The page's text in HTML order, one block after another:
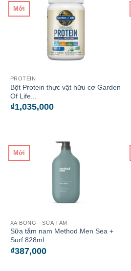
Mới
PROTEIN
Bột Protein thực vật hữu cơ Garden
Of Life...
₫1,035,000
Mới
XÀ BÔNG - SỮA TẮM
Sữa tắm nam Method Men Sea +
Surf 828ml
₫387,000